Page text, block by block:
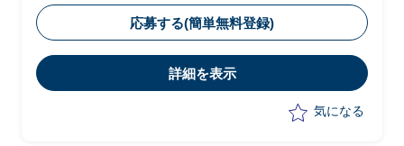
辺業務システムの移行フェーズ
└原価領域を中心に複数領域での移行デ
ータ作成、手順調整およびシステムテス
ト対応を実施
応募する(簡単無料登録)
詳細を表示
気になる